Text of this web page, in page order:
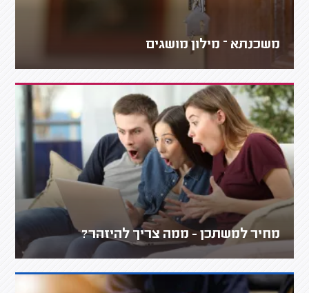
משכנתא – מילון מושגים
מחיר למשתכן - ממה צריך להיזהר?